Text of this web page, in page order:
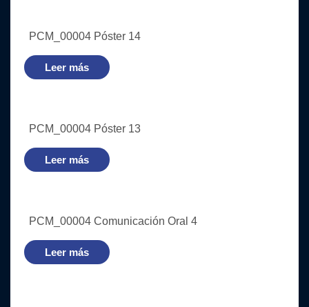
PCM_00004 Póster 14
Leer más
PCM_00004 Póster 13
Leer más
PCM_00004 Comunicación Oral 4
Leer más